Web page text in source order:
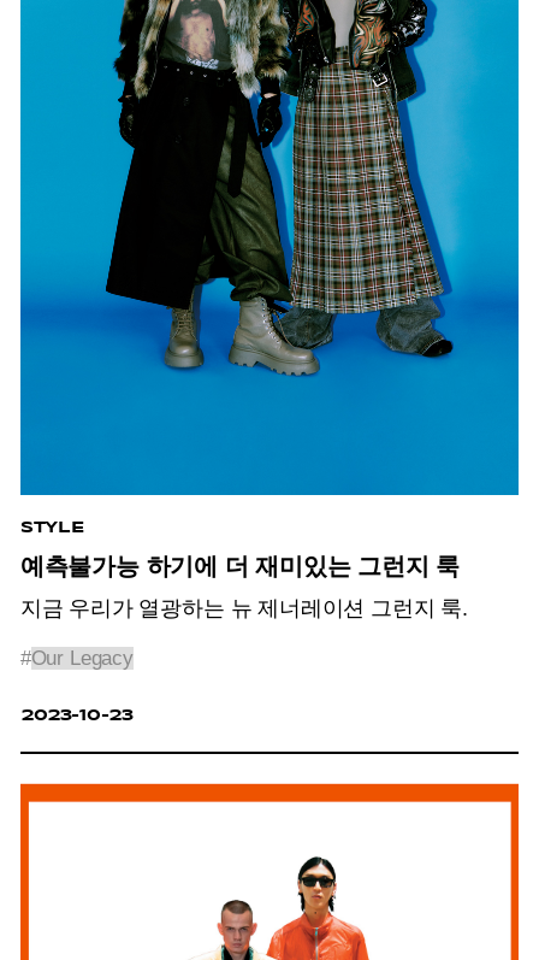
STYLE
예측불가능 하기에 더 재미있는 그런지 룩
지금 우리가 열광하는 뉴 제너레이션 그런지 룩.
#Our Legacy
2023-10-23